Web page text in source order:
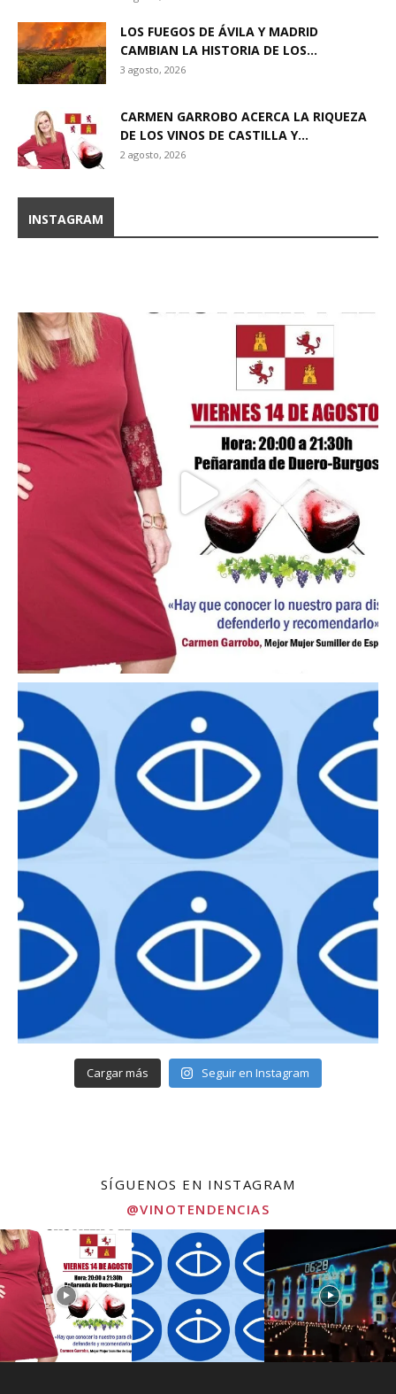
LOS FUEGOS DE ÁVILA Y MADRID
CAMBIAN LA HISTORIA DE LOS...
3 agosto, 2026
CARMEN GARROBO ACERCA LA RIQUEZA
DE LOS VINOS DE CASTILLA Y...
2 agosto, 2026
INSTAGRAM
Cargar más Seguir en Instagram
SÍGUENOS EN INSTAGRAM
@VINOTENDENCIAS